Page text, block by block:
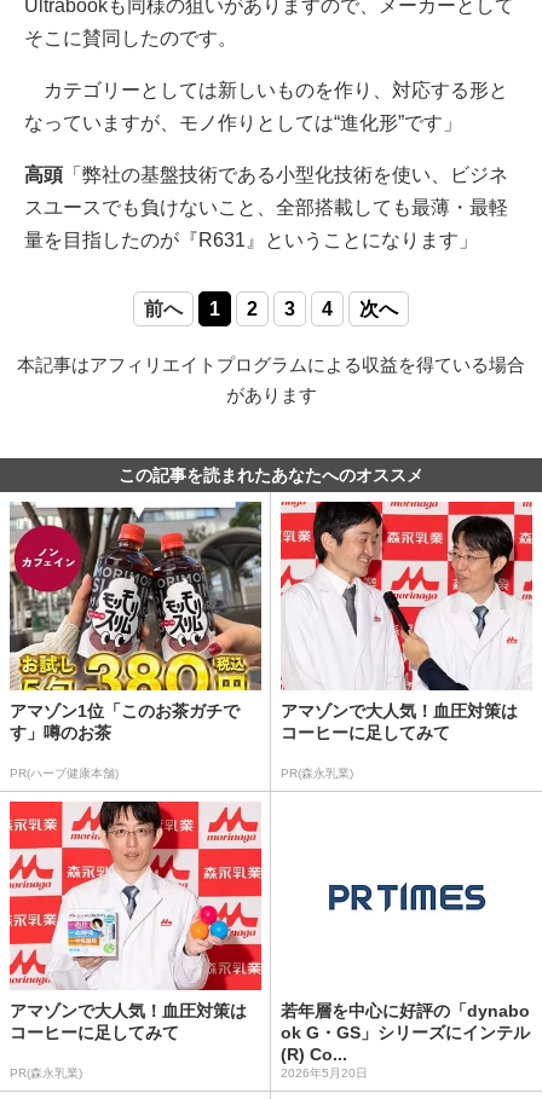
Ultrabookも同様の狙いがありますので、メーカーとして
そこに賛同したのです。
カテゴリーとしては新しいものを作り、対応する形と
なっていますが、モノ作りとしては“進化形”です」
高頭 「弊社の基盤技術である小型化技術を使い、ビジネ
スユースでも負けないこと、全部搭載しても最薄・最軽
量を目指したのが『R631』ということになります」
前へ 1 2 3 4 次へ
本記事はアフィリエイトプログラムによる収益を得ている場合
があります
この記事を読まれたあなたへのオススメ
アマゾン1位「このお茶ガチで
す」噂のお茶
PR(ハーブ健康本舗)
アマゾンで大人気！血圧対策は
コーヒーに足してみて
PR(森永乳業)
アマゾンで大人気！血圧対策は
コーヒーに足してみて
PR(森永乳業)
若年層を中心に好評の「dynabo
ok G・GS」シリーズにインテル
(R) Co...
2026年5月20日